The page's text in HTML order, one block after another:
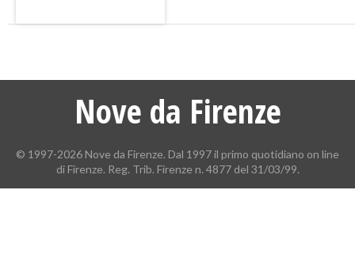
Nove da Firenze
© 1997-2026 Nove da Firenze. Dal 1997 il primo quotidiano on line
di Firenze. Reg. Trib. Firenze n. 4877 del 31/03/99.